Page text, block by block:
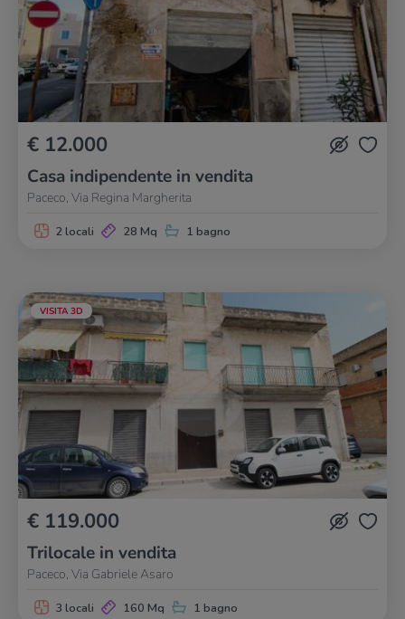
€ 12.000
Casa indipendente in vendita
Paceco, Via Regina Margherita
2 locali 28 Mq 1 bagno
VISITA 3D
€ 119.000
Trilocale in vendita
Paceco, Via Gabriele Asaro
3 locali 160 Mq 1 bagno